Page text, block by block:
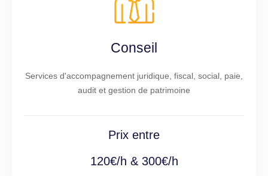
Conseil
Services d'accompagnement juridique, fiscal, social, paie,
audit et gestion de patrimoine
Prix entre
120€/h & 300€/h